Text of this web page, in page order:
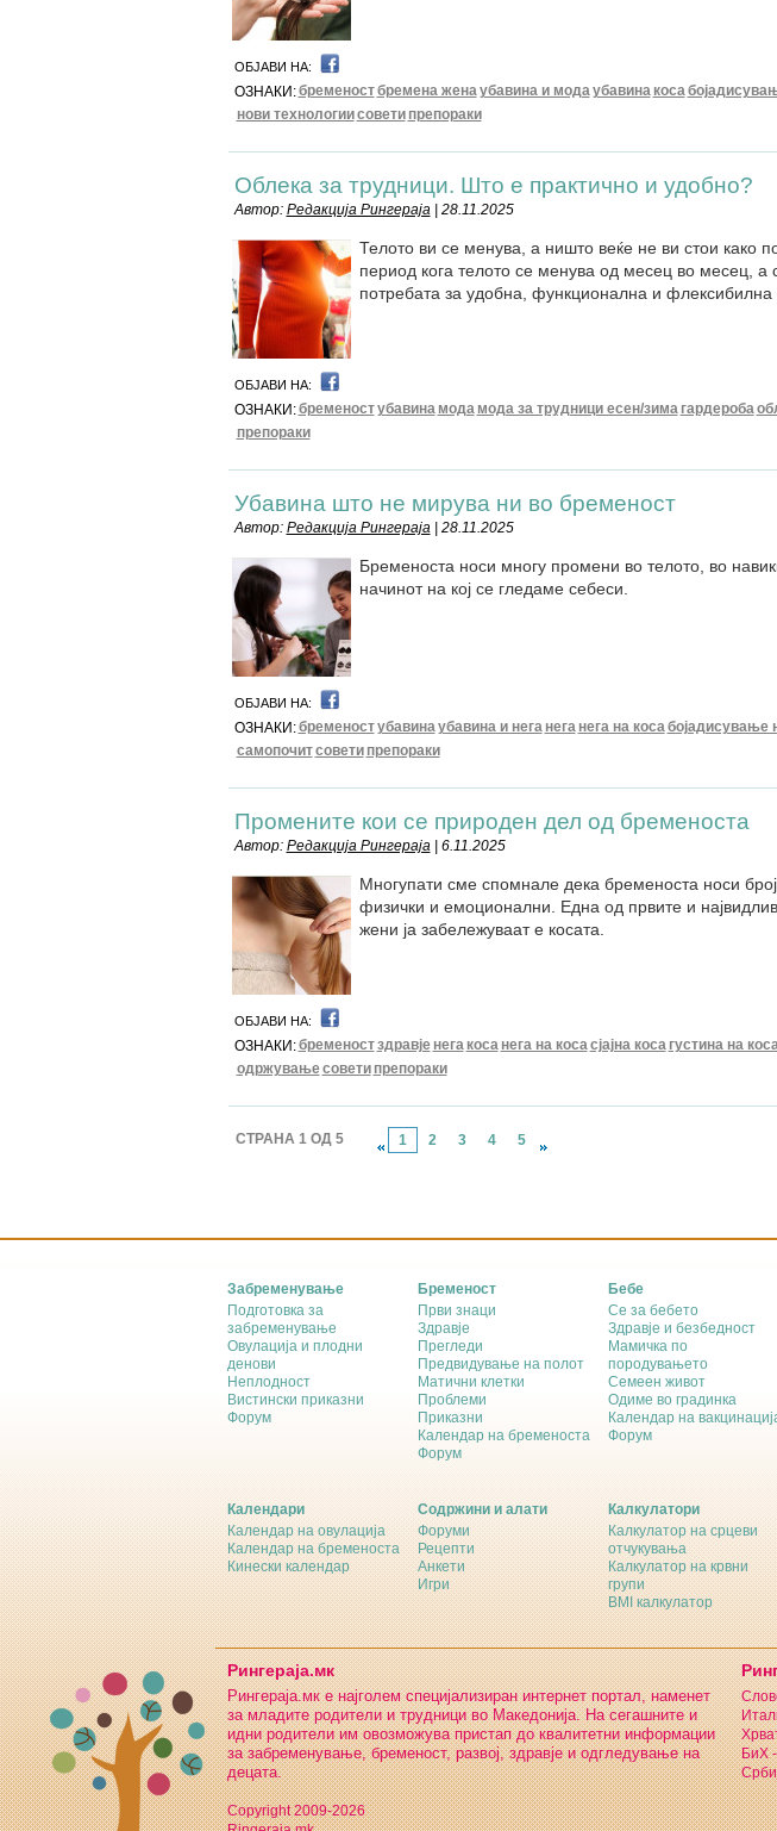
ОБЈАВИ НА:
ОЗНАКИ:бременостбремена женаубавина и модаубавина коса
нови технологиисовети препораки
Облека за трудници. Што е практично и удобно?
Автор: Редакција Рингераја| 28.11.2025
Телото ви се менува, а ништо веќе не ви стои како
период кога телото се менува од месец во месец, а
потребата за удобна, функционална и флексибилна
ОБЈАВИ НА:
ОЗНАКИ:бременостубавина мода мода за трудници есен/зима гардероба
препораки
Убавина што не мирува ни во бременост
Автор: Редакција Рингераја| 28.11.2025
Бременоста носи многу промени во телото, во
начинот на кој се гледаме себеси.
ОБЈАВИ НА:
ОЗНАКИ:бременостубавинаубавина и нега нега нега на косабојадисување
самопочитсовети препораки
Промените кои се природен дел од бременоста
Автор: Редакција Рингераја| 6.11.2025
Многупати сме спомнале дека бременоста носи
физички и емоционални. Една од првите и
жени ја забележуваат е косата.
ОБЈАВИ НА:
ОЗНАКИ:бременостздравје нега коса нега на косасјајна коса густина на
одржувањесовети препораки
СТРАНА 1 ОД 5 1 2 3 4 5
Забременување
Подготовка за
забременување
Овулација и плодни
денови
Неплодност
Вистински приказни
Форум
Бременост
Први знаци
Здравје
Прегледи
Предвидување на полот
Матични клетки
Проблеми
Приказни
Календар на бременоста
Форум
Бебе
Се за бебето
Здравје и безбедност
Мамичка по
породувањето
Семеен живот
Одиме во градинка
Календар на
Форум
Календари
Календар на овулација
Календар на бременоста
Кинески календар
Содржини и алати
Форуми
Рецепти
Анкети
Игри
Калкулатори
Калкулатор на срцеви
отчукувања
Калкулатор на крвни
групи
BMI калкулатор
Рингераја.мк
Рингераја.мк е најголем специјализиран интернет портал, наменет
за младите родители и трудници во Македонија. На сегашните и
идни родители им овозможува пристап до квалитетни информации
за забременување, бременост, развој, здравје и одгледување на
децата.
Copyright 2009-2026
БиХ